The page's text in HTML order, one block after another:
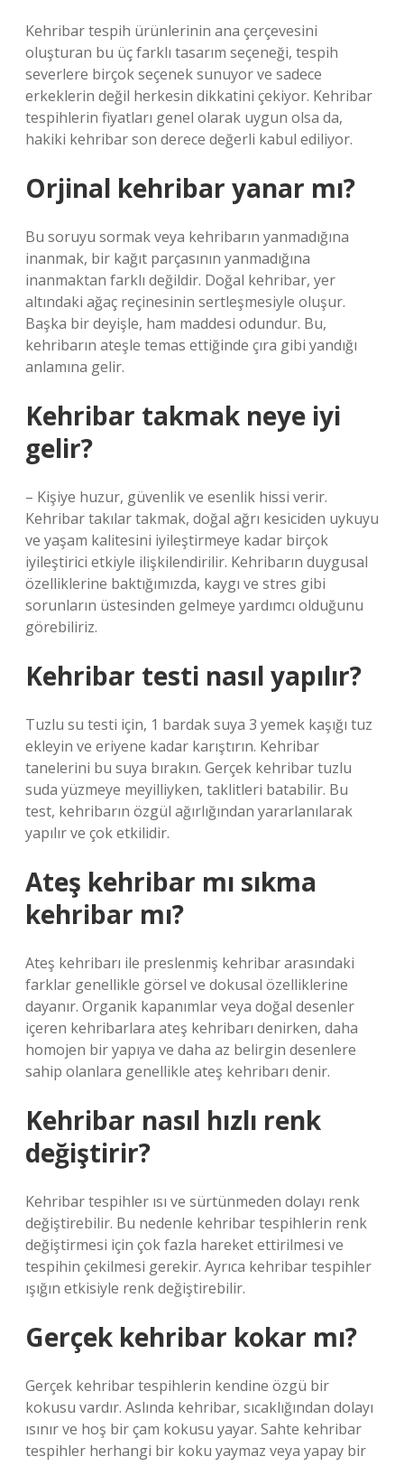
Kehribar tespih ürünlerinin ana çerçevesini
oluşturan bu üç farklı tasarım seçeneği, tespih
severlere birçok seçenek sunuyor ve sadece
erkeklerin değil herkesin dikkatini çekiyor. Kehribar
tespihlerin fiyatları genel olarak uygun olsa da,
hakiki kehribar son derece değerli kabul ediliyor.
Orjinal kehribar yanar mı?
Bu soruyu sormak veya kehribarın yanmadığına
inanmak, bir kağıt parçasının yanmadığına
inanmaktan farklı değildir. Doğal kehribar, yer
altındaki ağaç reçinesinin sertleşmesiyle oluşur.
Başka bir deyişle, ham maddesi odundur. Bu,
kehribarın ateşle temas ettiğinde çıra gibi yandığı
anlamına gelir.
Kehribar takmak neye iyi
gelir?
– Kişiye huzur, güvenlik ve esenlik hissi verir.
Kehribar takılar takmak, doğal ağrı kesiciden uykuyu
ve yaşam kalitesini iyileştirmeye kadar birçok
iyileştirici etkiyle ilişkilendirilir. Kehribarın duygusal
özelliklerine baktığımızda, kaygı ve stres gibi
sorunların üstesinden gelmeye yardımcı olduğunu
görebiliriz.
Kehribar testi nasıl yapılır?
Tuzlu su testi için, 1 bardak suya 3 yemek kaşığı tuz
ekleyin ve eriyene kadar karıştırın. Kehribar
tanelerini bu suya bırakın. Gerçek kehribar tuzlu
suda yüzmeye meyilliyken, taklitleri batabilir. Bu
test, kehribarın özgül ağırlığından yararlanılarak
yapılır ve çok etkilidir.
Ateş kehribar mı sıkma
kehribar mı?
Ateş kehribarı ile preslenmiş kehribar arasındaki
farklar genellikle görsel ve dokusal özelliklerine
dayanır. Organik kapanımlar veya doğal desenler
içeren kehribarlara ateş kehribarı denirken, daha
homojen bir yapıya ve daha az belirgin desenlere
sahip olanlara genellikle ateş kehribarı denir.
Kehribar nasıl hızlı renk
değiştirir?
Kehribar tespihler ısı ve sürtünmeden dolayı renk
değiştirebilir. Bu nedenle kehribar tespihlerin renk
değiştirmesi için çok fazla hareket ettirilmesi ve
tespihin çekilmesi gerekir. Ayrıca kehribar tespihler
ışığın etkisiyle renk değiştirebilir.
Gerçek kehribar kokar mı?
Gerçek kehribar tespihlerin kendine özgü bir
kokusu vardır. Aslında kehribar, sıcaklığından dolayı
ısınır ve hoş bir çam kokusu yayar. Sahte kehribar
tespihler herhangi bir koku yaymaz veya yapay bir